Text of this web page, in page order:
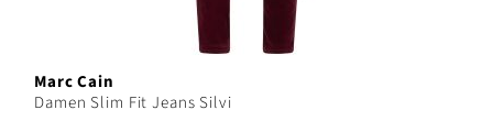
Marc Cain
Damen Slim Fit Jeans Silvi